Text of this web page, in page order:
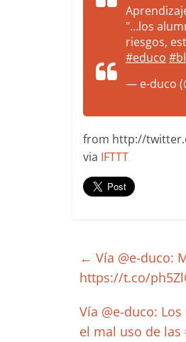
"…los
riesgos,
#educo
— e-duco
from http://
via IFTTT
← Vía @e-duco:
https://t.co/
Vía @e-duco:
el mal uso de las